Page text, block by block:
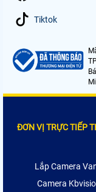
Tiktok
ĐƠN VỊ TRỰC TIẾP
Lắp Camera
Camera